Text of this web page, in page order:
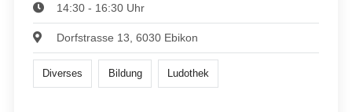
14:30 - 16:30 Uhr
Dorfstrasse 13, 6030 Ebikon
Diverses Bildung Ludothek